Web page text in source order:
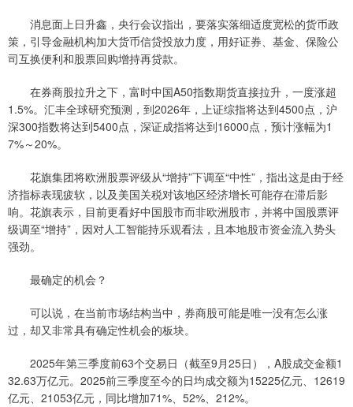
消息面上日升鑫，央行会议指出，要落实落细适度宽松的货币政
策，引导金融机构加大货币信贷投放力度，用好证券、基金、保险公
司互换便利和股票回购增持再贷款。
在券商股拉升之下，富时中国A50指数期货直接拉升，一度涨超
1.5%。汇丰全球研究预测，到2026年，上证综指将达到4500点，沪
深300指数将达到5400点，深证成指将达到16000点，预计涨幅为1
7%～20%。
花旗集团将欧洲股票评级从“增持”下调至“中性”，指出这是由于经
济指标表现疲软，以及美国关税对该地区经济增长可能存在滞后影
响。花旗表示，目前更看好中国股市而非欧洲股市，并将中国股票评
级调至“增持”，因对人工智能持乐观看法，且本地股市资金流入势头
强劲。
最确定的机会？
可以说，在当前市场结构当中，券商股可能是唯一没有怎么涨
过，却又非常具有确定性机会的板块。
2025年第三季度前63个交易日（截至9月25日），A股成交金额1
32.63万亿元。2025前三季度至今的日均成交额为15225亿元、12619
亿元、21053亿元，同比增加71%、52%、212%。